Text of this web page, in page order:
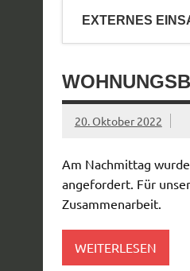
EXTERNES
20. Oktober 2022
Am Nachmittag
angefordert. Für
Zusammenarbeit.
WEITERLESEN